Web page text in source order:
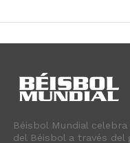
Béisbol Mundial
del Béisbol a través del